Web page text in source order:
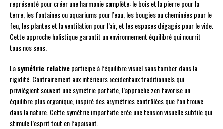
représenté pour créer une harmonie complète: le bois et la pierre pour la
terre, les fontaines ou aquariums pour l’eau, les bougies ou cheminées pour le
feu, les plantes et la ventilation pour l’air, et les espaces dégagés pour le vide.
Cette approche holistique garantit un environnement équilibré qui nourrit
tous nos sens.
Lasymétrie relativeparticipe à l’équilibre visuel sans tomber dans la
rigidité. Contrairement aux intérieurs occidentaux traditionnels qui
privilégient souvent une symétrie parfaite, l’approche zen favorise un
équilibre plus organique, inspiré des asymétries contrôlées que l’on trouve
dans la nature. Cette symétrie imparfaite crée une tension visuelle subtile qui
stimule l’esprit tout en l’apaisant.